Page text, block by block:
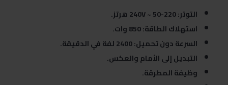
التوتر: 220-240V ~ 50 هرتز.
استهلاك الطاقة: 850 وات.
السرعة دون تحميل: 2400 لفة في الدقيقة.
التبديل إلى الأمام والعكس.
وظيفة المطرقة.